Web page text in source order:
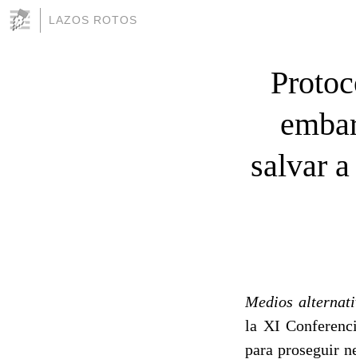
LAZOS ROTOS
salvar
Medios
la XI
para proseguir